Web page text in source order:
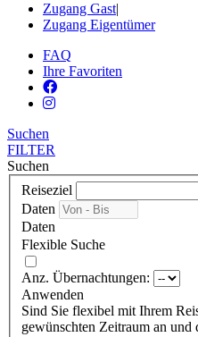
Zugang Gast|
Zugang Eigentümer
FAQ
Ihre Favoriten
Suchen
FILTER
Suchen
Reiseziel
Daten
Daten
Flexible Suche
Anz. Übernachtungen:
Anwenden
Sind Sie flexibel mit Ihrem
gewünschten Zeitraum an und